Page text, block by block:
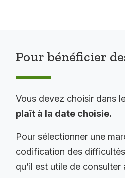
Pour bénéficier
Vous devez choisir dans
plaît à la date choisie.
Pour sélectionner une
codification des
qu’il est utile de consulter